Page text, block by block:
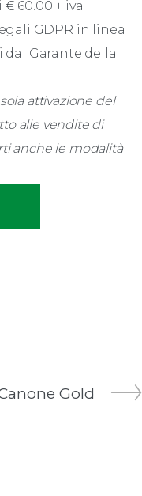
60.00 + iva
GDPR in linea
Garante della
attivazione del
alle vendite di
anche le modalità
Gold